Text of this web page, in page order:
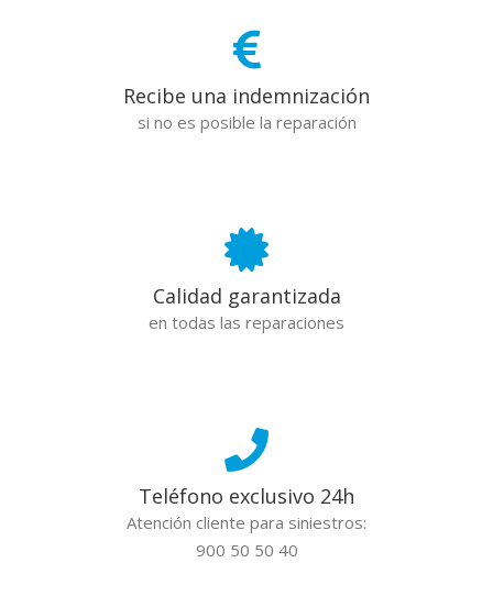
Recibe una indemnización
si no es posible la reparación
Calidad garantizada
en todas las reparaciones
Teléfono exclusivo 24h
Atención cliente para siniestros:
900 50 50 40